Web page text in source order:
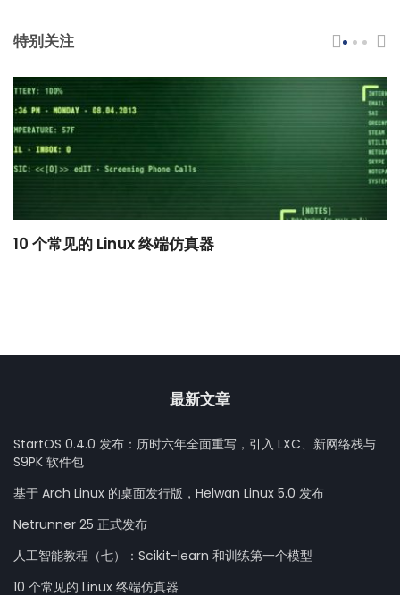
特别关注
10 个常见的 Linux 终端仿真器
最新文章
StartOS 0.4.0 发布：历时六年全面重写，引入 LXC、新网络栈与
S9PK 软件包
基于 Arch Linux 的桌面发行版，Helwan Linux 5.0 发布
Netrunner 25 正式发布
人工智能教程（七）：Scikit-learn 和训练第一个模型
10 个常见的 Linux 终端仿真器